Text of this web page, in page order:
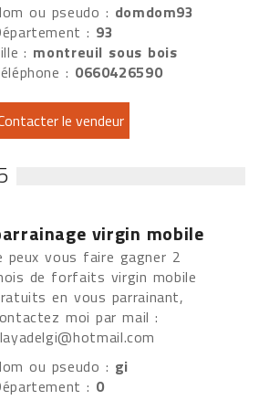
ou pseudo : domdom93
: 93
: montreuil sous bois
: 0660426590
virgin mobile
peux vous faire gagner 2
de forfaits virgin mobile
en vous parrainant,
moi par mail :
ou pseudo : gi
: 0